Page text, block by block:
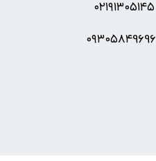
۰۲۱۹۱۳۰۵۱۴۵
۰۹۳۰۵8۴9696